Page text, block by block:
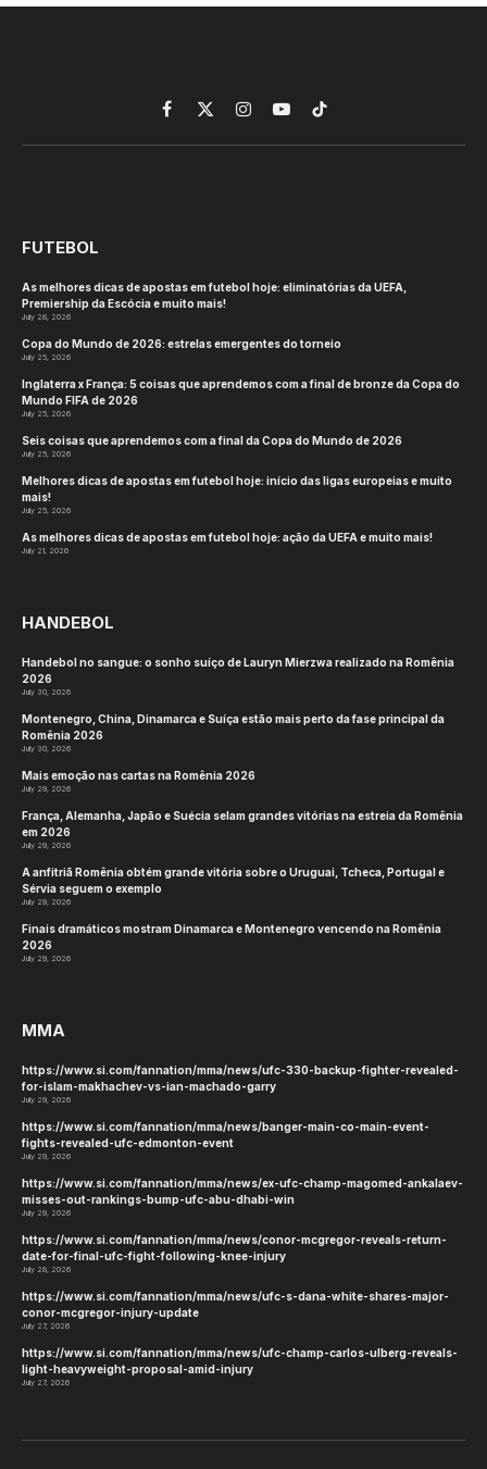
Facebook
X
(Twitter)
InstagramYouTubeTikTok
FUTEBOL
As melhores dicas de apostas em futebol hoje: eliminatórias da UEFA,
Premiership da Escócia e muito mais!
July 28, 2026
Copa do Mundo de 2026: estrelas emergentes do torneio
July 25, 2026
Inglaterra x França: 5 coisas que aprendemos com a final de bronze da Copa do
Mundo FIFA de 2026
July 25, 2026
Seis coisas que aprendemos com a final da Copa do Mundo de 2026
July 25, 2026
Melhores dicas de apostas em futebol hoje: início das ligas europeias e muito
mais!
July 25, 2026
As melhores dicas de apostas em futebol hoje: ação da UEFA e muito mais!
July 21, 2026
HANDEBOL
Handebol no sangue: o sonho suíço de Lauryn Mierzwa realizado na Romênia
2026
July 30, 2026
Montenegro, China, Dinamarca e Suíça estão mais perto da fase principal da
Romênia 2026
July 30, 2026
Mais emoção nas cartas na Romênia 2026
July 29, 2026
França, Alemanha, Japão e Suécia selam grandes vitórias na estreia da Romênia
em 2026
July 29, 2026
A anfitriã Romênia obtém grande vitória sobre o Uruguai, Tcheca, Portugal e
Sérvia seguem o exemplo
July 29, 2026
Finais dramáticos mostram Dinamarca e Montenegro vencendo na Romênia
2026
July 29, 2026
MMA
https://www.si.com/fannation/mma/news/ufc-330-backup-fighter-revealed-
for-islam-makhachev-vs-ian-machado-garry
July 29, 2026
https://www.si.com/fannation/mma/news/banger-main-co-main-event-
fights-revealed-ufc-edmonton-event
July 29, 2026
https://www.si.com/fannation/mma/news/ex-ufc-champ-magomed-ankalaev-
misses-out-rankings-bump-ufc-abu-dhabi-win
July 29, 2026
https://www.si.com/fannation/mma/news/conor-mcgregor-reveals-return-
date-for-final-ufc-fight-following-knee-injury
July 28, 2026
https://www.si.com/fannation/mma/news/ufc-s-dana-white-shares-major-
conor-mcgregor-injury-update
July 27, 2026
https://www.si.com/fannation/mma/news/ufc-champ-carlos-ulberg-reveals-
light-heavyweight-proposal-amid-injury
July 27, 2026